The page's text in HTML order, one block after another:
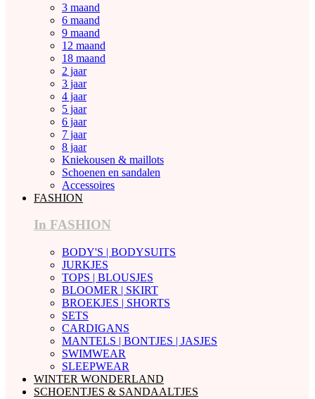
3 maand
6 maand
9 maand
12 maand
18 maand
2 jaar
3 jaar
4 jaar
5 jaar
6 jaar
7 jaar
8 jaar
Kniekousen & maillots
Schoenen en sandalen
Accessoires
FASHION
In FASHION
BODY'S | BODYSUITS
JURKJES
TOPS | BLOUSJES
BLOOMER | SKIRT
BROEKJES | SHORTS
SETS
CARDIGANS
MANTELS | BONTJES | JASJES
SWIMWEAR
SLEEPWEAR
WINTER WONDERLAND
SCHOENTJES & SANDAALTJES